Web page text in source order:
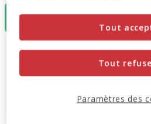
XS
S
6.95€
Prix 6.95€
6.95€
Tout
Tout
Paramètres des